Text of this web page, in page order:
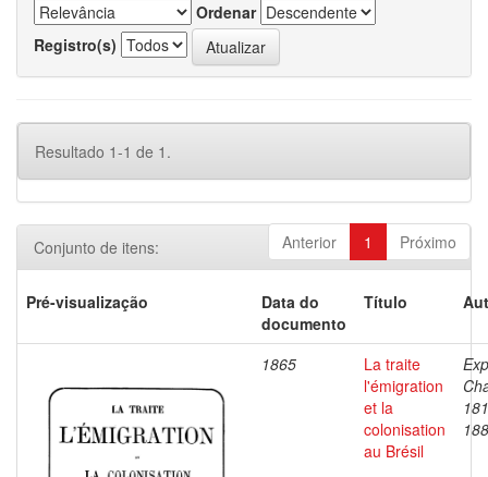
Ordenar
Registro(s)
Resultado 1-1 de 1.
Anterior 1 Próximo
Conjunto de itens:
Pré-visualização
Data do
documento
Título
1865
La traite
l'émigration
et la
colonisation
au Brésil